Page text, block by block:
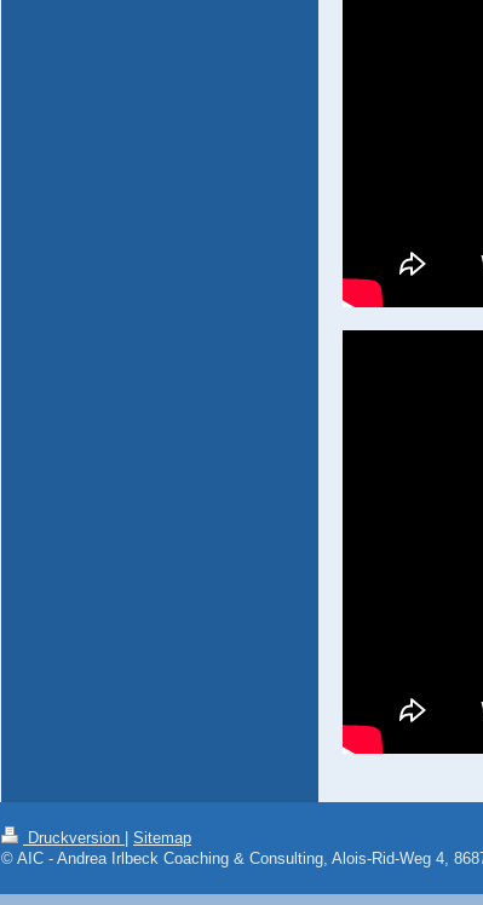
Druckversion
Sitemap
© AIC - Andrea Irlbeck Coaching & Consulting, Alois-Rid-Weg 4,